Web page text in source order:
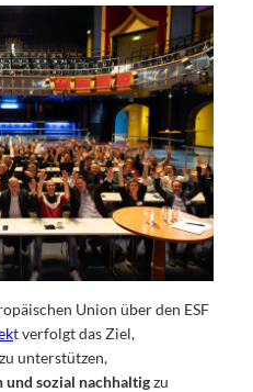
Union über den ESF
t verfolgt das Ziel,
unterstützen,
und sozial nachhaltigzu